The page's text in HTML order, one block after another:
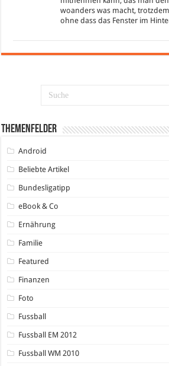
woanders was macht,
ohne dass das Fenster im
Themenfelder
Android
Beliebte Artikel
Bundesligatipp
eBook & Co
Ernährung
Familie
Featured
Finanzen
Foto
Fussball
Fussball EM 2012
Fussball WM 2010